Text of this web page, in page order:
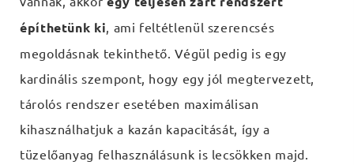
építhetünk ki, ami feltétlenül szerencsés
megoldásnak tekinthető. Végül pedig is egy
kardinális szempont, hogy egy jól megtervezett,
tárolós rendszer esetében maximálisan
kihasználhatjuk a kazán kapacitását, így a
tüzelőanyag felhasználásunk is lecsökken majd.